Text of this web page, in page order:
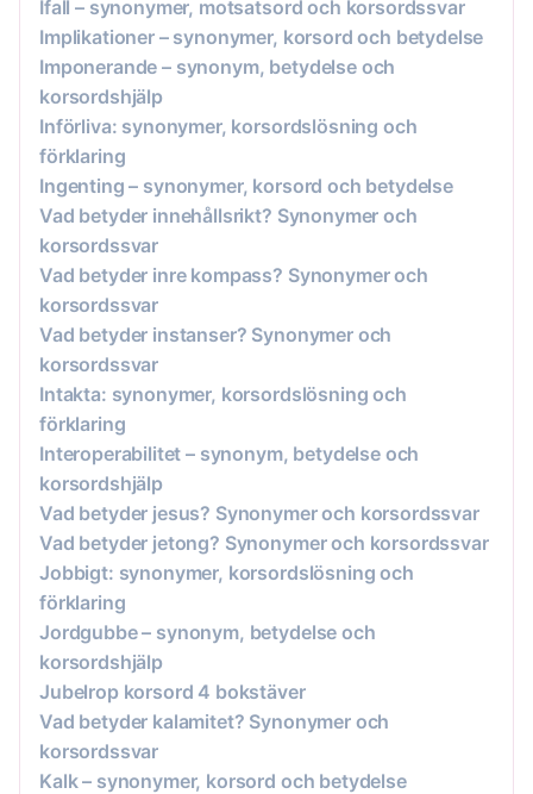
Ifall – synonymer, motsatsord och korsordssvar
Implikationer – synonymer, korsord och betydelse
Imponerande – synonym, betydelse och
korsordshjälp
Införliva: synonymer, korsordslösning och
förklaring
Ingenting – synonymer, korsord och betydelse
Vad betyder innehållsrikt? Synonymer och
korsordssvar
Vad betyder inre kompass? Synonymer och
korsordssvar
Vad betyder instanser? Synonymer och
korsordssvar
Intakta: synonymer, korsordslösning och
förklaring
Interoperabilitet – synonym, betydelse och
korsordshjälp
Vad betyder jesus? Synonymer och korsordssvar
Vad betyder jetong? Synonymer och korsordssvar
Jobbigt: synonymer, korsordslösning och
förklaring
Jordgubbe – synonym, betydelse och
korsordshjälp
Jubelrop korsord 4 bokstäver
Vad betyder kalamitet? Synonymer och
korsordssvar
Kalk – synonymer, korsord och betydelse